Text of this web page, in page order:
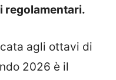
regolamentari.
agli ottavi di
2026 è il